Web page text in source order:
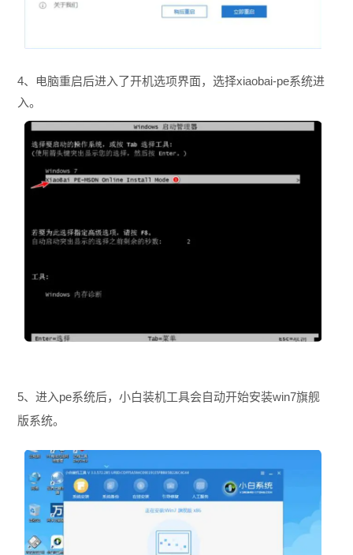
4、电脑重启后进入了开机选项界面，选择xiaobai-pe系统进
入。
5、进入pe系统后，小白装机工具会自动开始安装win7旗舰
版系统。